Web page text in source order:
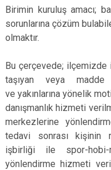
Beşiktaş
Beykoz
Büyükçekmece
Çatalca
Esenler
Eyüpsultan
Şile
Şişli
Birimin kuruluş amacı;
sorunlarına çözüm
olmaktır.
Bu çerçevede; ilçemizde
taşıyan veya
ve yakınlarına yönelik
danışmanlık hizmeti
merkezlerine
tedavi sonrası kişinin
işbirliği ile spor-
yönlendirme hizmeti